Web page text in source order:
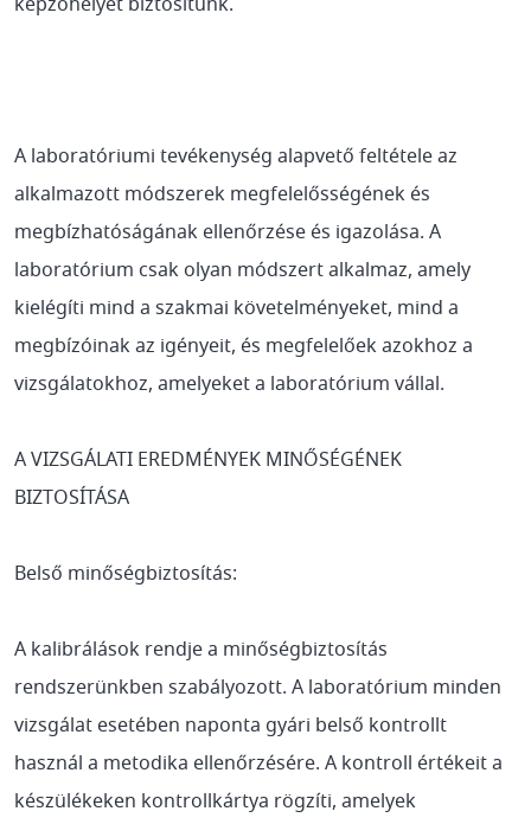
A laboratóriumi tevékenység alapvető feltétele az
alkalmazott módszerek megfelelősségének és
megbízhatóságának ellenőrzése és igazolása. A
laboratórium csak olyan módszert alkalmaz, amely
kielégíti mind a szakmai követelményeket, mind a
megbízóinak az igényeit, és megfelelőek azokhoz a
vizsgálatokhoz, amelyeket a laboratórium vállal.
A VIZSGÁLATI EREDMÉNYEK MINŐSÉGÉNEK
BIZTOSÍTÁSA
Belső minőségbiztosítás:
A kalibrálások rendje a minőségbiztosítás
rendszerünkben szabályozott. A laboratórium minden
vizsgálat esetében naponta gyári belső kontrollt
használ a metodika ellenőrzésére. A kontroll értékeit a
készülékeken kontrollkártya rögzíti, amelyek